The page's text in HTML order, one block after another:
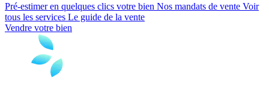
Pré-estimer en quelques clics votre bien Nos mandats de vente Voir
tous les services Le guide de la vente
Vendre votre bien